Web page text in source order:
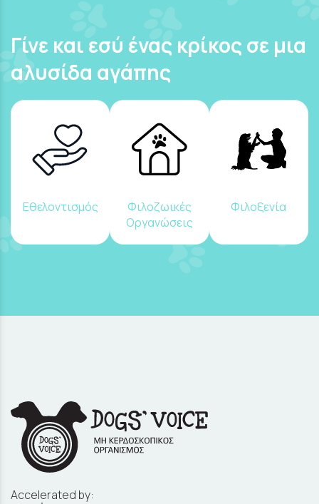
Γίνε και εσύ ένας κρίκος σε μια
αλυσίδα αγάπης
Εθελοντισμός
Φιλοζωικές
Οργανώσεις
Φιλοξενία
Accelerated by: